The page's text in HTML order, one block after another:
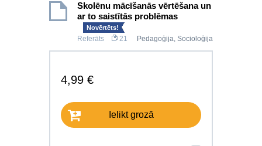
Skolēnu mācīšanās vērtēšana un
ar to saistītās problēmas
Novērtēts!
Referāts 21 Pedagoģija, Socioloģija
4,99 €
Ielikt grozā